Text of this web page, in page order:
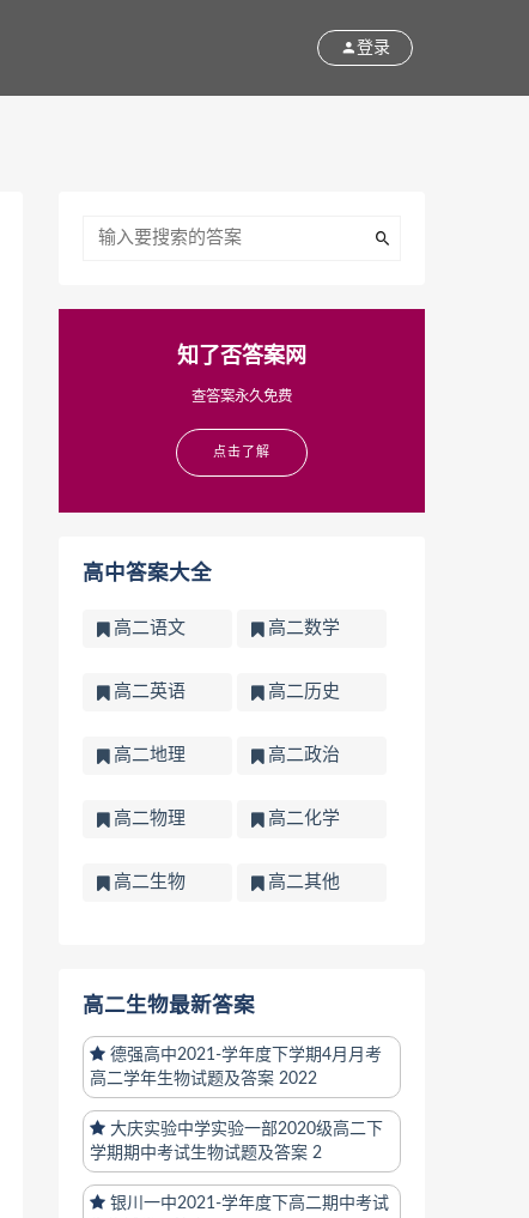
登录
知了否答案网
查答案永久免费
点击了解
高中答案大全
高二语文 高二数学
高二英语 高二历史
高二地理 高二政治
高二物理 高二化学
高二生物 高二其他
高二生物最新答案
德强高中2021-学年度下学期4月月考
高二学年生物试题及答案 2022
大庆实验中学实验一部2020级高二下
学期期中考试生物试题及答案 2
银川一中2021-学年度下高二期中考试